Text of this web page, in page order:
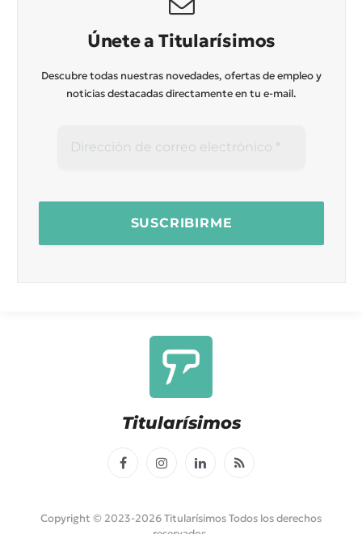
Únete a Titularísimos
Descubre todas nuestras novedades, ofertas de empleo y
noticias destacadas directamente en tu e-mail.
Titularísimos
FacebookInstagramLinkedInRSS
Copyright © 2023-2026 Titularísimos Todos los derechos